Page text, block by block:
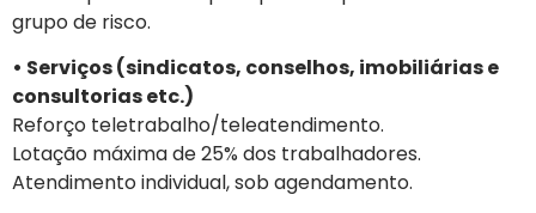
grupo de risco.
• Serviços (sindicatos, conselhos, imobiliárias e
consultorias etc.)
Reforço teletrabalho/teleatendimento.
Lotação máxima de 25% dos trabalhadores.
Atendimento individual, sob agendamento.